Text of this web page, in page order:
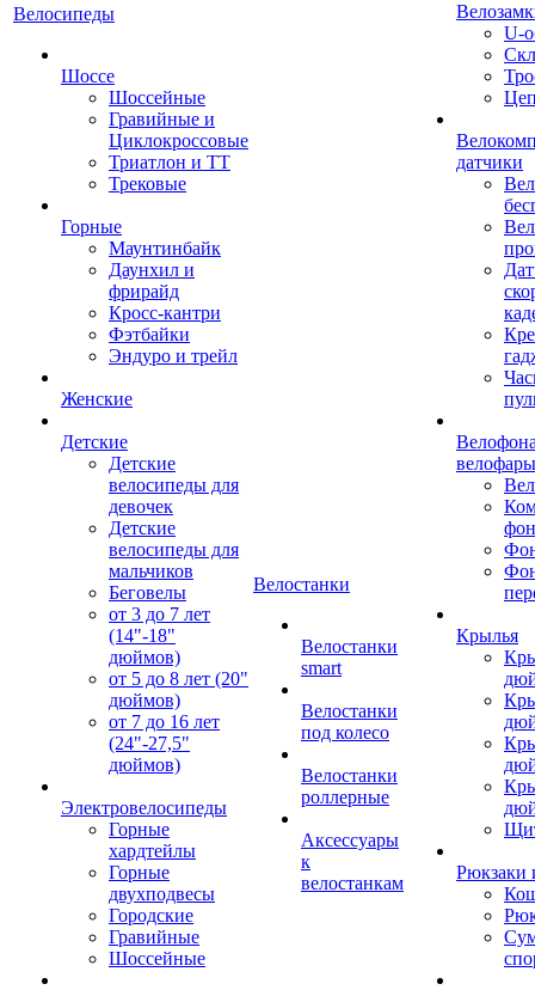
Велосипеды
Шоссе
Шоссейные
Гравийные и
Циклокроссовые
Триатлон и ТТ
Трековые
Горные
Маунтинбайк
Даунхил и
фрирайд
Кросс-кантри
Фэтбайки
Эндуро и трейл
Женские
Детские
Детские
велосипеды для
девочек
Детские
велосипеды для
мальчиков
Беговелы
от 3 до 7 лет
(14"-18"
дюймов)
от 5 до 8 лет (20"
дюймов)
от 7 до 16 лет
(24"-27,5"
дюймов)
Электровелосипеды
Горные
хардтейлы
Горные
двухподвесы
Городские
Гравийные
Шоссейные
Велостанки
Велостанки
smart
Велостанки
под колесо
Велостанки
роллерные
Аксессуары
к
велостанкам
U-
датчики
велофары
Крылья
Рюкзаки